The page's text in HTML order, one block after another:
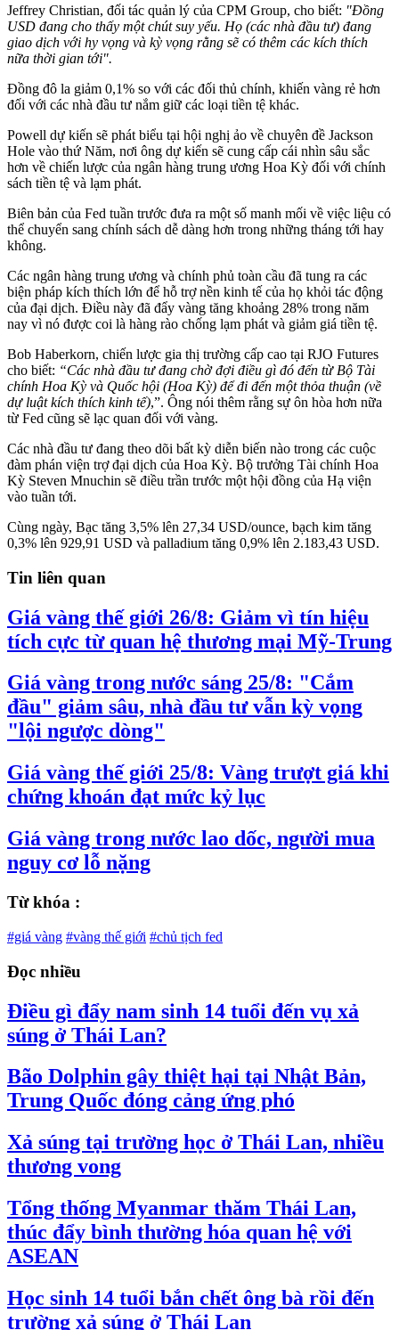
Jeffrey Christian, đối tác quản lý của CPM Group, cho biết: "Đồng
USD đang cho thấy một chút suy yếu. Họ (các nhà đầu tư) đang
giao dịch với hy vọng và kỳ vọng rằng sẽ có thêm các kích thích
nữa thời gian tới".
Đồng đô la giảm 0,1% so với các đối thủ chính, khiến vàng rẻ hơn
đối với các nhà đầu tư nắm giữ các loại tiền tệ khác.
Powell dự kiến sẽ phát biểu tại hội nghị ảo về chuyên đề Jackson
Hole vào thứ Năm, nơi ông dự kiến sẽ cung cấp cái nhìn sâu sắc
hơn về chiến lược của ngân hàng trung ương Hoa Kỳ đối với chính
sách tiền tệ và lạm phát.
Biên bản của Fed tuần trước đưa ra một số manh mối về việc liệu có
thể chuyển sang chính sách dễ dàng hơn trong những tháng tới hay
không.
Các ngân hàng trung ương và chính phủ toàn cầu đã tung ra các
biện pháp kích thích lớn để hỗ trợ nền kinh tế của họ khỏi tác động
của đại dịch. Điều này đã đẩy vàng tăng khoảng 28% trong năm
nay vì nó được coi là hàng rào chống lạm phát và giảm giá tiền tệ.
Bob Haberkorn, chiến lược gia thị trường cấp cao tại RJO Futures
cho biết: “Các nhà đầu tư đang chờ đợi điều gì đó đến từ Bộ Tài
chính Hoa Kỳ và Quốc hội (Hoa Kỳ) để đi đến một thỏa thuận (về
dự luật kích thích kinh tế),”. Ông nói thêm rằng sự ôn hòa hơn nữa
từ Fed cũng sẽ lạc quan đối với vàng.
Các nhà đầu tư đang theo dõi bất kỳ diễn biến nào trong các cuộc
đàm phán viện trợ đại dịch của Hoa Kỳ. Bộ trưởng Tài chính Hoa
Kỳ Steven Mnuchin sẽ điều trần trước một hội đồng của Hạ viện
vào tuần tới.
Cùng ngày, Bạc tăng 3,5% lên 27,34 USD/ounce, bạch kim tăng
0,3% lên 929,91 USD và palladium tăng 0,9% lên 2.183,43 USD.
Tin liên quan
Giá vàng thế giới 26/8: Giảm vì tín hiệu
tích cực từ quan hệ thương mại Mỹ-Trung
Giá vàng trong nước sáng 25/8: "Cắm
đầu" giảm sâu, nhà đầu tư vẫn kỳ vọng
"lội ngược dòng"
Giá vàng thế giới 25/8: Vàng trượt giá khi
chứng khoán đạt mức kỷ lục
Giá vàng trong nước lao dốc, người mua
nguy cơ lỗ nặng
Từ khóa :
#giá vàng #vàng thế giới #chủ tịch fed
Đọc nhiều
Điều gì đẩy nam sinh 14 tuổi đến vụ xả
súng ở Thái Lan?
Bão Dolphin gây thiệt hại tại Nhật Bản,
Trung Quốc đóng cảng ứng phó
Xả súng tại trường học ở Thái Lan, nhiều
thương vong
Tổng thống Myanmar thăm Thái Lan,
thúc đẩy bình thường hóa quan hệ với
ASEAN
Học sinh 14 tuổi bắn chết ông bà rồi đến
trường xả súng ở Thái Lan